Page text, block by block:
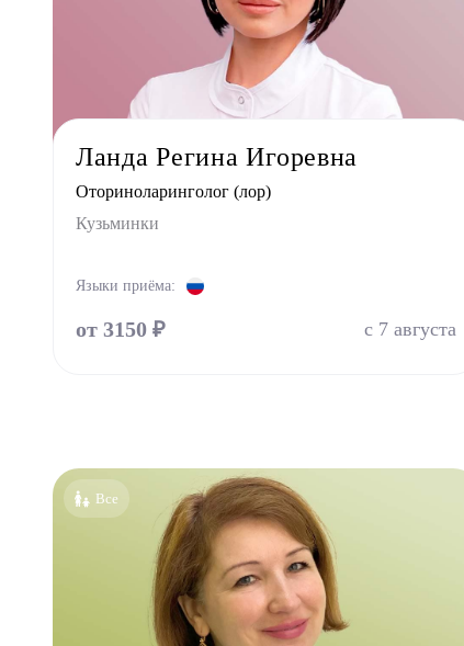
Ланда Регина Игоревна
Оториноларинголог (лор)
Кузьминки
Языки приёма:
от 3150 ₽ с 7 августа
Все